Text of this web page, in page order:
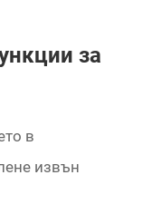
за
в
извън